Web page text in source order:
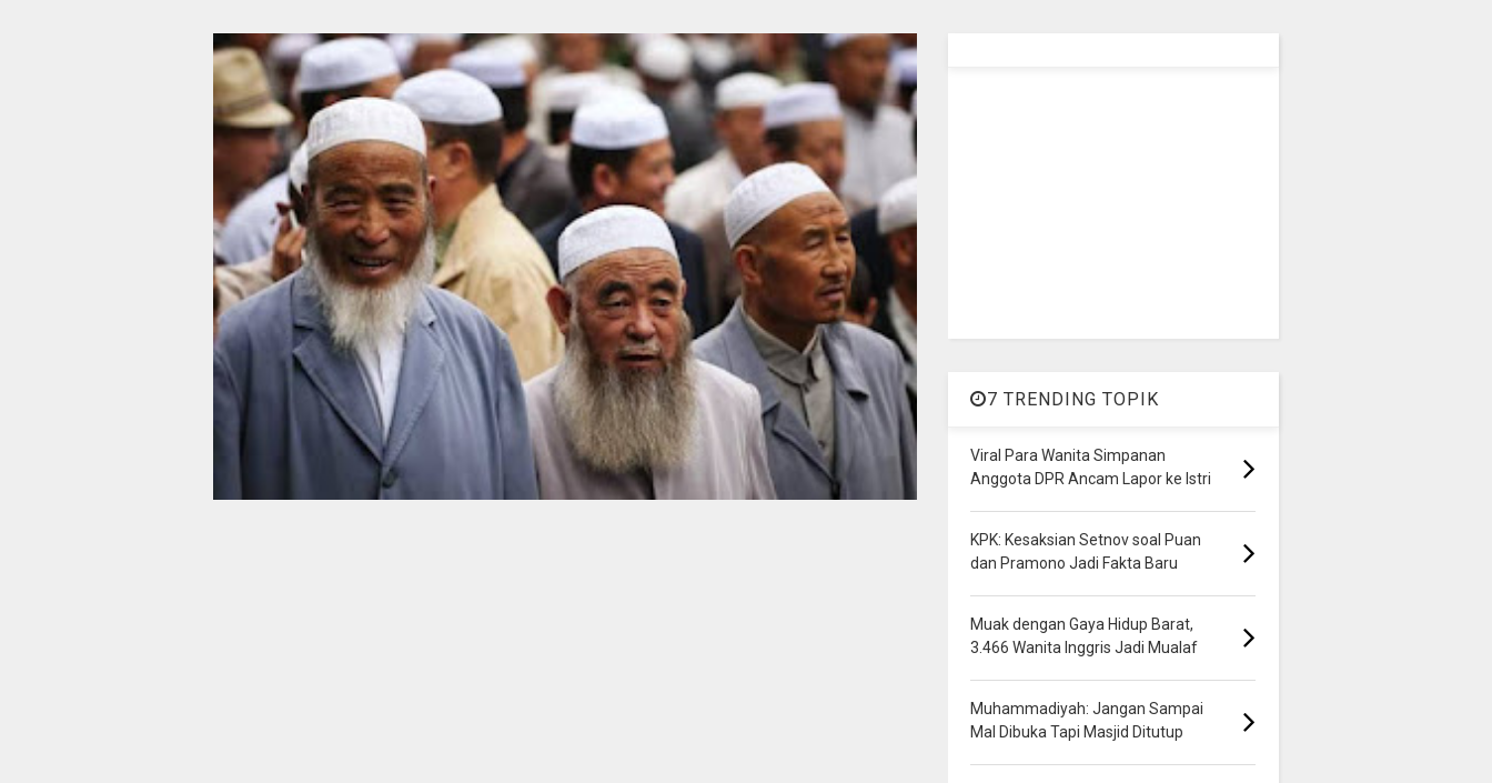
7 TRENDING TOPIK
Viral Para Wanita Simpanan
Anggota DPR Ancam Lapor ke Istri
KPK: Kesaksian Setnov soal Puan
dan Pramono Jadi Fakta Baru
Muak dengan Gaya Hidup Barat,
3.466 Wanita Inggris Jadi Mualaf
Muhammadiyah: Jangan Sampai
Mal Dibuka Tapi Masjid Ditutup